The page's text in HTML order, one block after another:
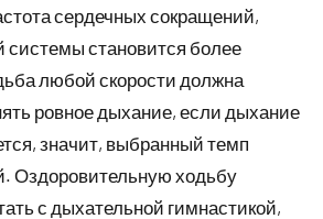
сердечных сокращений,
становится более
любой скорости должна
ровное дыхание, если дыхание
значит, выбранный темп
Оздоровительную ходьбу
с дыхательной гимнастикой,